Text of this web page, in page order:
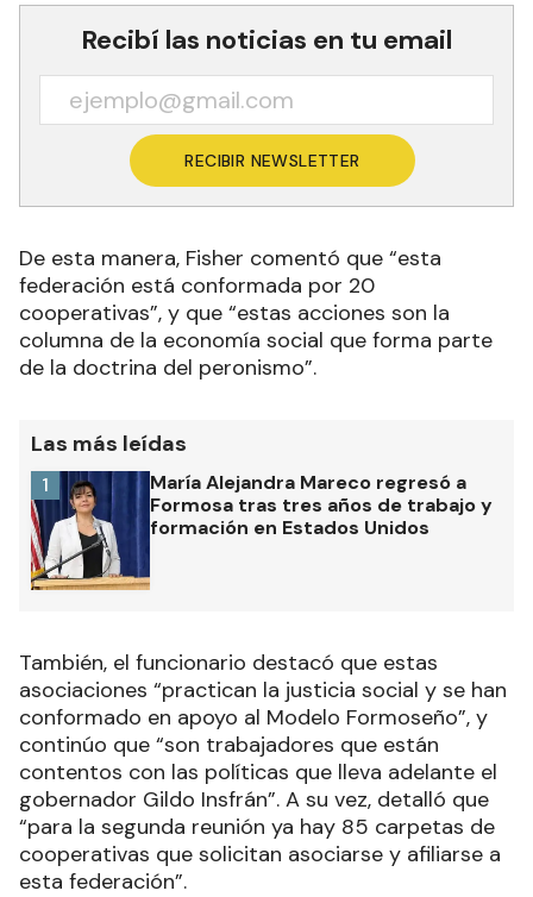
Recibí las noticias en tu email
RECIBIR NEWSLETTER
De esta manera, Fisher comentó que “esta
federación está conformada por 20
cooperativas”, y que “estas acciones son la
columna de la economía social que forma parte
de la doctrina del peronismo”.
Las más leídas
María Alejandra Mareco regresó a
Formosa tras tres años de trabajo y
formación en Estados Unidos
1
También, el funcionario destacó que estas
asociaciones “practican la justicia social y se han
conformado en apoyo al Modelo Formoseño”, y
continúo que “son trabajadores que están
contentos con las políticas que lleva adelante el
gobernador Gildo Insfrán”. A su vez, detalló que
“para la segunda reunión ya hay 85 carpetas de
cooperativas que solicitan asociarse y afiliarse a
esta federación”.